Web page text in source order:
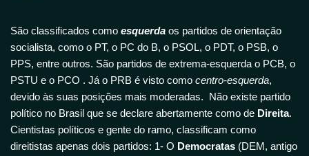
São classificados como esquerda os partidos de orientação
socialista, como o PT, o PC do B, o PSOL, o PDT, o PSB, o
PPS, entre outros. São partidos de extrema-esquerda o PCB, o
PSTU e o PCO . Já o PRB é visto como centro-esquerda,
devido às suas posições mais moderadas. Não existe partido
político no Brasil que se declare abertamente como de Direita.
Cientistas políticos e gente do ramo, classificam como
direitistas apenas dois partidos: 1- O Democratas (DEM, antigo